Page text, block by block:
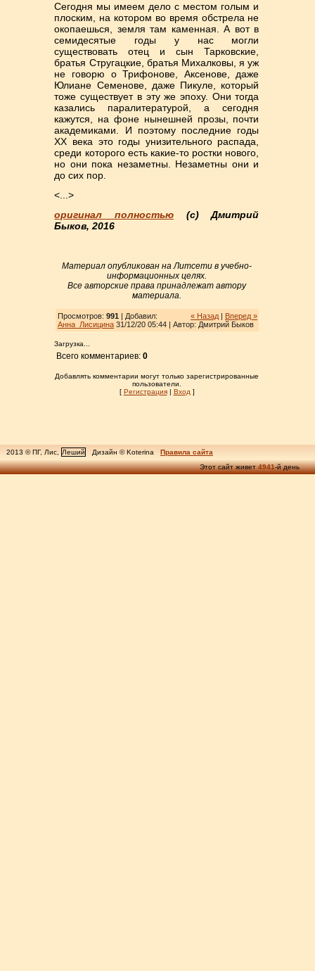
Сегодня мы имеем дело с местом голым и
плоским, на котором во время обстрела не
окопаешься, земля там каменная. А вот в
семидесятые годы у нас могли
существовать отец и сын Тарковские,
братья Стругацкие, братья Михалковы, я уж
не говорю о Трифонове, Аксенове, даже
Юлиане Семенове, даже Пикуле, который
тоже существует в эту же эпоху. Они тогда
казались паралитературой, а сегодня
кажутся, на фоне нынешней прозы, почти
академиками. И поэтому последние годы
ХХ века это годы унизительного распада,
среди которого есть какие-то ростки нового,
но они пока незаметны. Незаметны они и
до сих пор.
<...>
оригинал полностью (с) Дмитрий
Быков, 2016
Материал опубликован на Литсети в учебно-
информационных целях.
Все авторские права принадлежат автору
материала.
« Назад | Вперед »
Просмотров: 991| Добавил:
Анна_Лисицина31/12/20 05:44 | Автор: Дмитрий Быков
Загрузка...
Всего комментариев:0
Добавлять комментарии могут только зарегистрированные
пользователи.
[ Регистрация| Вход ]
2013 © ПГ, Лис, Леший Дизайн © Koterina
Правила сайта
Этот сайт живет4941-й день